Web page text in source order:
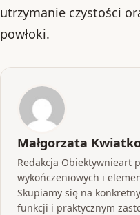
utrzymanie czystości
powłoki.
Małgorzata
Redakcja Obiektywnieart
wykończeniowych i
Skupiamy się na
funkcji i praktycznym